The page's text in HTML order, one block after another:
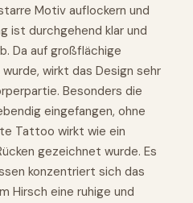
Motiv auflockern und
ist durchgehend klar und
Da auf großflächige
wirkt das Design sehr
Besonders die
eingefangen, ohne
Tattoo wirkt wie ein
gezeichnet wurde. Es
konzentriert sich das
Hirsch eine ruhige und